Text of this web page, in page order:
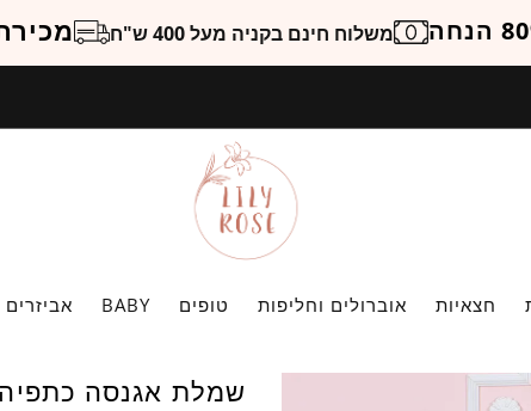
משלוח חינם בקניה מעל 400 ש"ח כל האתר עד 80% הנחה
חצאיות אוברולים וחליפות טופים BABY אביזרים
שמלת אגנסה